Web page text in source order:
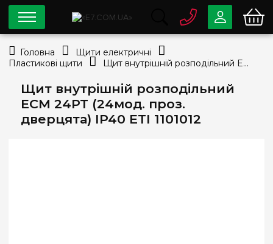
Щит внутрішній розподільний
ECM 24PT (24мод. проз.
дверцята) IP40 ETI 1101012
0 800
info@e7.com.ua
044334-79-78
Viber Telegram
Головна
Щити електричні
Пластикові щити
Щит внутрішній розподільний ECM 24PT (24мод. проз. дверцята) IP40 ETI 1101012